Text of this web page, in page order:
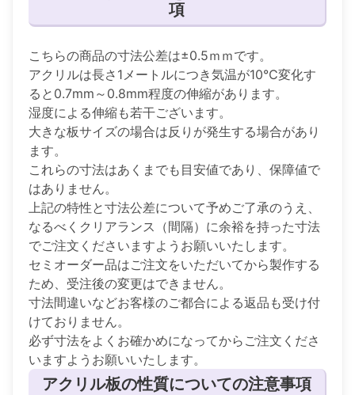
項
こちらの商品の寸法公差は±0.5ｍｍです。
アクリルは長さ1メートルにつき気温が10℃変化す
ると0.7mm～0.8mm程度の伸縮があります。
湿度による伸縮も若干ございます。
大きな板サイズの場合は反りが発生する場合があり
ます。
これらの寸法はあくまでも目安値であり、保障値で
はありません。
上記の特性と寸法公差について予めご了承のうえ、
なるべくクリアランス（間隔）に余裕を持った寸法
でご注文くださいますようお願いいたします。
セミオーダー品はご注文をいただいてから製作する
ため、受注後の変更はできません。
寸法間違いなどお客様のご都合による返品も受け付
けておりません。
必ず寸法をよくお確かめになってからご注文くださ
いますようお願いいたします。
アクリル板の性質についての注意事項